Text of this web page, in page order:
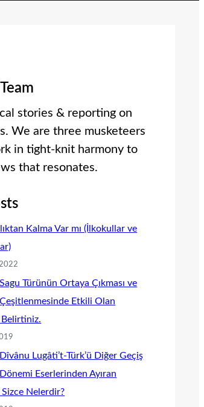
stories & reporting on
We are three musketeers
in tight-knit harmony to
that resonates.
Kalma Var mı (İlkokullar ve
Sagu Türünün Ortaya Çıkması ve
Çeşitlenmesinde Etkili Olan
Belirtiniz.
Dîvânu Lugâti’t-Türk’ü Diğer Geçiş
Dönemi Eserlerinden Ayıran
Nelerdir?